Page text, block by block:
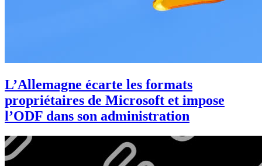
L’Allemagne écarte les formats
propriétaires de Microsoft et impose
l’ODF dans son administration